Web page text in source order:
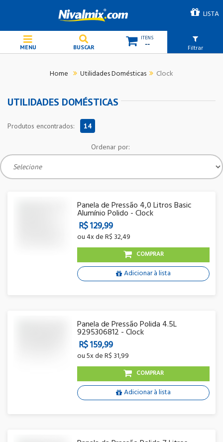
LISTA
-- Filtrar
Utilidades Domésticas Clock
UTILIDADES DOMÉSTICAS
Produtos encontrados: 14
Ordenar por:
Panela de Pressão 4,0 Litros Basic
Alumínio Polido - Clock
R$ 129,99
ou4xdeR$ 32,49
COMPRAR
Adicionar à lista
Panela de Pressão Polida 4.5L
9295306812 - Clock
R$ 159,99
ou5xdeR$ 31,99
COMPRAR
Adicionar à lista